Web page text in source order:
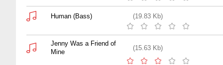
Human (Bass) (19.83 Kb)
Jenny Was a Friend of
Mine
(15.63 Kb)